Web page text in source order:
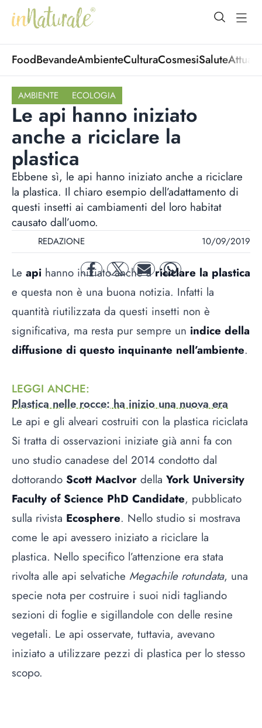
open
FoodBevandeAmbienteCulturaCosmesiSalute
AMBIENTE ECOLOGIA
Le api hanno iniziato
anche a riciclare la
plastica
Ebbene sì, le api hanno iniziato anche a riciclare
la plastica. Il chiaro esempio dell’adattamento di
questi insetti ai cambiamenti del loro habitat
causato dall’uomo.
REDAZIONE 10/09/2019
facebooktwitter mail whatsapp
Le api hanno iniziato anche ariciclare la plastica
e questa non è una buona notizia. Infatti la
quantità riutilizzata da questi insetti non è
significativa, ma resta pur sempre un indice della
diffusione di questo inquinante nell’ambiente.
LEGGI ANCHE:
Plastica nelle rocce: ha inizio una nuova era
Le api e gli alveari costruiti con la plastica riciclata
Si tratta di osservazioni iniziate già anni fa con
uno studio canadese del 2014 condotto dal
dottorando Scott MacIvor della York University
Faculty of Science PhD Candidate, pubblicato
sulla rivista Ecosphere. Nello studio si mostrava
come le api avessero iniziato a riciclare la
plastica. Nello specifico l’attenzione era stata
rivolta alle api selvatiche Megachile rotundata, una
specie nota per costruire i suoi nidi tagliando
sezioni di foglie e sigillandole con delle resine
vegetali. Le api osservate, tuttavia, avevano
iniziato a utilizzare pezzi di plastica per lo stesso
scopo.